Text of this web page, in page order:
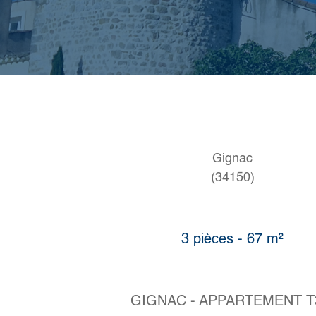
Gignac
(34150)
3 pièces - 67 m²
GIGNAC - APPARTEMENT